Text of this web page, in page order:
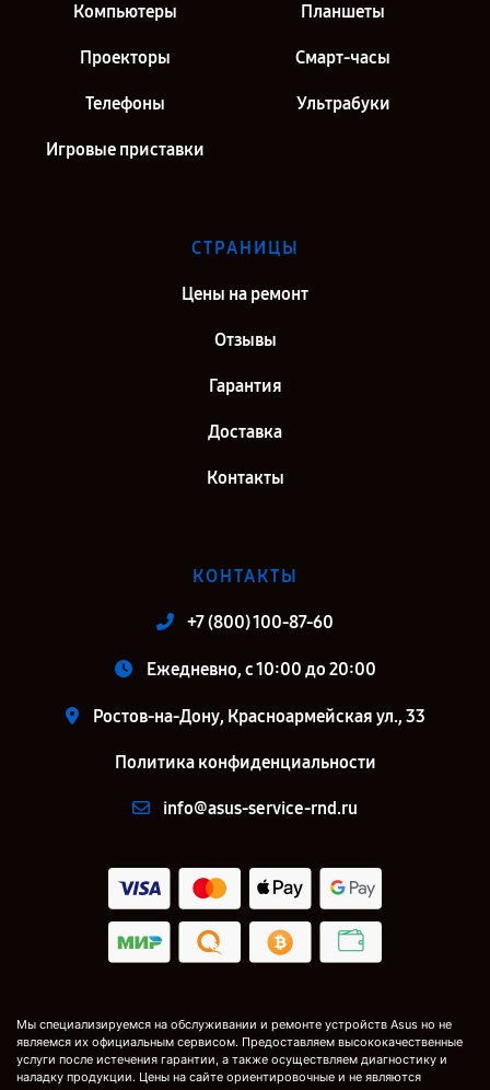
Компьютеры Планшеты
Проекторы Смарт-часы
Телефоны Ультрабуки
Игровые приставки
СТРАНИЦЫ
Цены на ремонт
Отзывы
Гарантия
Доставка
Контакты
КОНТАКТЫ
+7 (800) 100-87-60
Ежедневно, с 10:00 до 20:00
Ростов-на-Дону, Красноармейская ул., 33
Политика конфиденциальности
info@asus-service-rnd.ru
Мы специализируемся на обслуживании и ремонте устройств Asus но не
являемся их официальным сервисом. Предоставляем высококачественные
услуги после истечения гарантии, а также осуществляем диагностику и
наладку продукции. Цены на сайте ориентировочные и не являются